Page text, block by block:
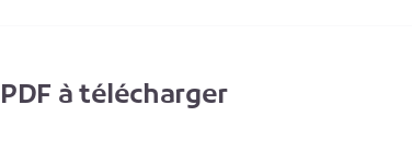
à télécharger